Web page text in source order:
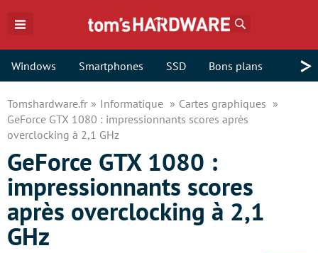
Windows Smartphones SSD Bons plans >
Tomshardware.fr Informatique
Cartes graphiques
GeForce GTX 1080 : impressionnants scores après
overclocking à 2,1 GHz
GeForce GTX 1080 :
impressionnants scores
après overclocking à 2,1
GHz